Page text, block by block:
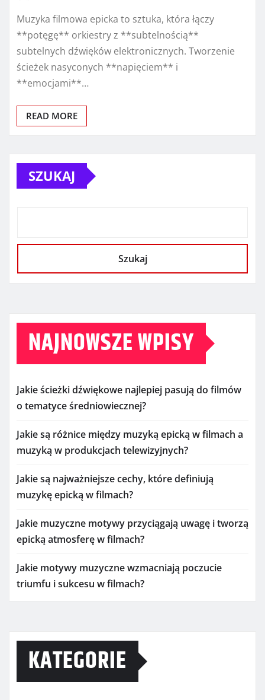
Muzyka filmowa epicka to sztuka, która łączy
**potęgę** orkiestry z **subtelnością**
subtelnych dźwięków elektronicznych. Tworzenie
ścieżek nasyconych **napięciem** i
**emocjami**…
READ MORE
SZUKAJ
Szukaj
NAJNOWSZE WPISY
Jakie ścieżki dźwiękowe najlepiej pasują do filmów
o tematyce średniowiecznej?
Jakie są różnice między muzyką epicką w filmach a
muzyką w produkcjach telewizyjnych?
Jakie są najważniejsze cechy, które definiują
muzykę epicką w filmach?
Jakie muzyczne motywy przyciągają uwagę i tworzą
epicką atmosferę w filmach?
Jakie motywy muzyczne wzmacniają poczucie
triumfu i sukcesu w filmach?
KATEGORIE